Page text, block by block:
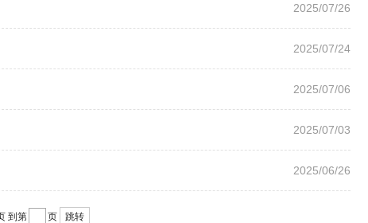
2025/07/26
2025/07/24
2025/07/06
2025/07/03
2025/06/26
到第 页 跳转